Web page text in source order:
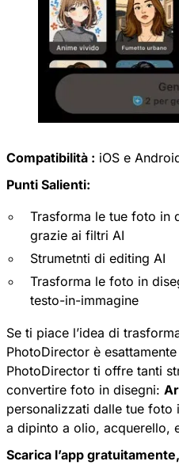
Compatibilità : iOS e
Punti Salienti:
Trasforma le tue foto in
grazie ai filtri AI
Strumetnti di editing AI
Trasforma le foto in
testo-in-immagine
Se ti piace l’idea di
PhotoDirector è
PhotoDirector ti offre tanti
convertire foto in disegni:
personalizzati dalle tue foto
a dipinto a olio, acquerello,
Scarica l’app